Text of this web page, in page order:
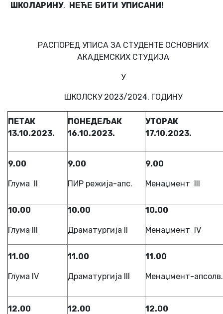
ШКОЛАРИНУ, НЕЋЕ БИТИ УПИСАНИ!
РАСПОРЕД УПИСА ЗА СТУДЕНТЕ ОСНОВНИХ
АКАДЕМСКИХ СТУДИЈА
У
ШКОЛСКУ 2023/2024. ГОДИНУ
ПЕТАК
13.10.2023.
ПОНЕДЕЉАК
16.10.2023.
УТОРАК
17.10.2023.
9.00
Глума II
9.00
ПИР режија-апс.
9.00
Менаџмент III
10.00
Глума III
10.00
Драматургија II
10.00
Менаџмент IV
11.00
Глума IV
11.00
Драматургија III
11.00
Менаџмент-апсолв.
12.00 12.00 12.00